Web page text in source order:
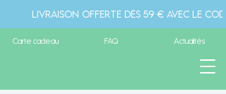
Livraison offerte dès 59 € avec le
Carte cadeau FAQ Actualités